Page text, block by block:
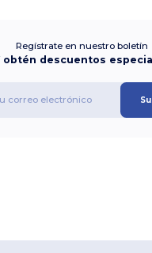
Regístrate en nuestro boletín
obtén descuentos